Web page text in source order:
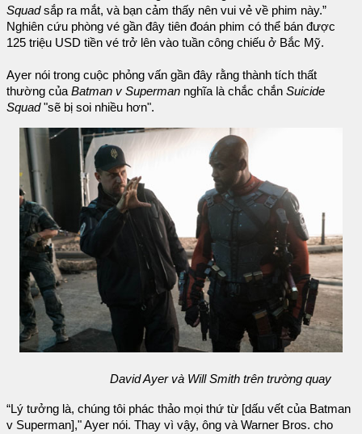
Squadsắp ra mắt, và bạn cảm thấy nên vui vẻ về phim này.”
Nghiên cứu phòng vé gần đây tiên đoán phim có thể bán được
125 triệu USD tiền vé trở lên vào tuần công chiếu ở Bắc Mỹ.
Ayer nói trong cuộc phỏng vấn gần đây rằng thành tích thất
thường của Batman v Superman nghĩa là chắc chắn Suicide
Squad"sẽ bị soi nhiều hơn".
David Ayer và Will Smith trên trường quay
“Lý tưởng là, chúng tôi phác thảo mọi thứ từ [dấu vết của Batman
v Superman]," Ayer nói. Thay vì vậy, ông và Warner Bros. cho